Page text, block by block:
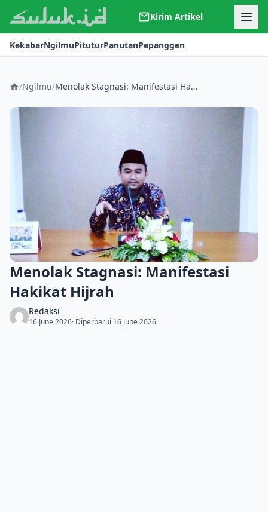
Kirim Artikel
Kerjasama
Kontak
KekabarNgilmuPituturPanutanPepanggen
/Ngilmu/ Menolak Stagnasi: Manifestasi Hakikat Hijrah
Menolak Stagnasi: Manifestasi
Hakikat Hijrah
Redaksi
16 June 2026· Diperbarui 16 June 2026